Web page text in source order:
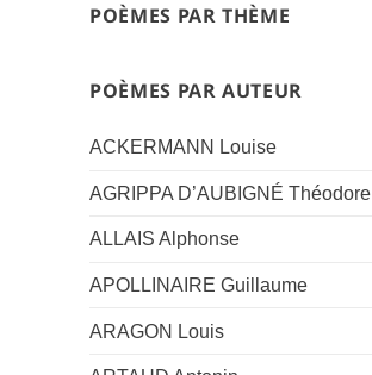
POÈMES PAR THÈME
POÈMES PAR AUTEUR
ACKERMANN Louise
AGRIPPA D’AUBIGNÉ Théodore
ALLAIS Alphonse
APOLLINAIRE Guillaume
ARAGON Louis